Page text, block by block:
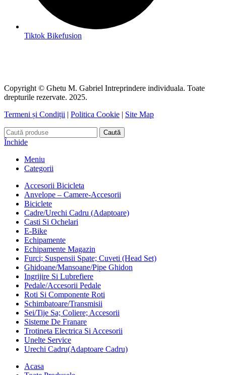
Tiktok Bikefusion
Copyright © Ghetu M. Gabriel Intreprindere individuala. Toate
drepturile rezervate. 2025.
Termeni și Condiții | Politica Cookie | Site Map
Caută
Închide
Meniu
Categorii
Accesorii Bicicleta
Anvelope – Camere-Accesorii
Biciclete
Cadre/Urechi Cadru (Adaptoare)
Casti Si Ochelari
E-Bike
Echipamente
Echipamente Magazin
Furci; Suspensii Spate; Cuveti (Head Set)
Ghidoane/Mansoane/Pipe Ghidon
Ingrijire Si Lubrefiere
Pedale/Accesorii Pedale
Roti Si Componente Roti
Schimbatoare/Transmisii
Sei/Tije Sa; Coliere; Accesorii
Sisteme De Franare
Trotineta Electrica Si Accesorii
Unelte Service
Urechi Cadru(Adaptoare Cadru)
Acasa